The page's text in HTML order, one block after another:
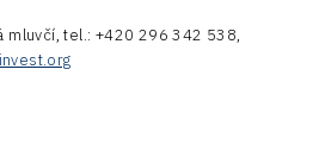
mluvčí, tel.: +420 296 342 538,